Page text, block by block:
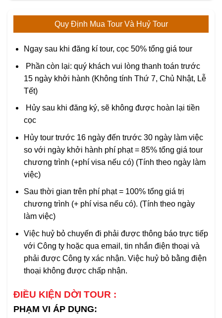
Quy Định Mua Tour Và Huỷ Tour
Ngay sau khi đăng kí tour, cọc 50% tổng giá tour
Phần còn lại: quý khách vui lòng thanh toán trước
15 ngày khởi hành (Không tính Thứ 7, Chủ Nhật, Lễ
Tết)
Hủy sau khi đăng ký, sẽ không được hoàn lại tiền
cọc
Hủy tour trước 16 ngày đến trước 30 ngày làm việc
so với ngày khởi hành phí phạt = 85% tổng giá tour
chương trình (+phí visa nếu có) (Tính theo ngày làm
việc)
Sau thời gian trên phí phạt = 100% tổng giá trị
chương trình (+ phí visa nếu có). (Tính theo ngày
làm việc)
Việc huỷ bỏ chuyến đi phải được thông báo trực tiếp
với Công ty hoặc qua email, tin nhắn điện thoại và
phải được Công ty xác nhận. Việc huỷ bỏ bằng điện
thoại không được chấp nhận.
ĐIỀU KIỆN DỜI TOUR :
PHẠM VI ÁP DỤNG: